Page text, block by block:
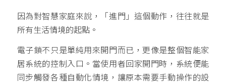
因為對智慧家庭來說，「進門」這個動作，往往就是
所有生活情境的起點。
電子鎖不只是單純用來開門而已，更像是整個智能家
居系統的控制入口。當使用者回家開門時，系統便能
同步觸發各種自動化情境，讓原本需要手動操作的設